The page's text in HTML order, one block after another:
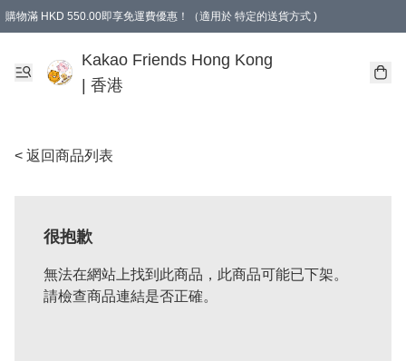
購物滿 HKD 550.00即享免運費優惠！（適用於 特定的送貨方式 )
Kakao Friends Hong Kong
| 香港
< 返回商品列表
很抱歉
無法在網站上找到此商品，此商品可能已下架。
請檢查商品連結是否正確。